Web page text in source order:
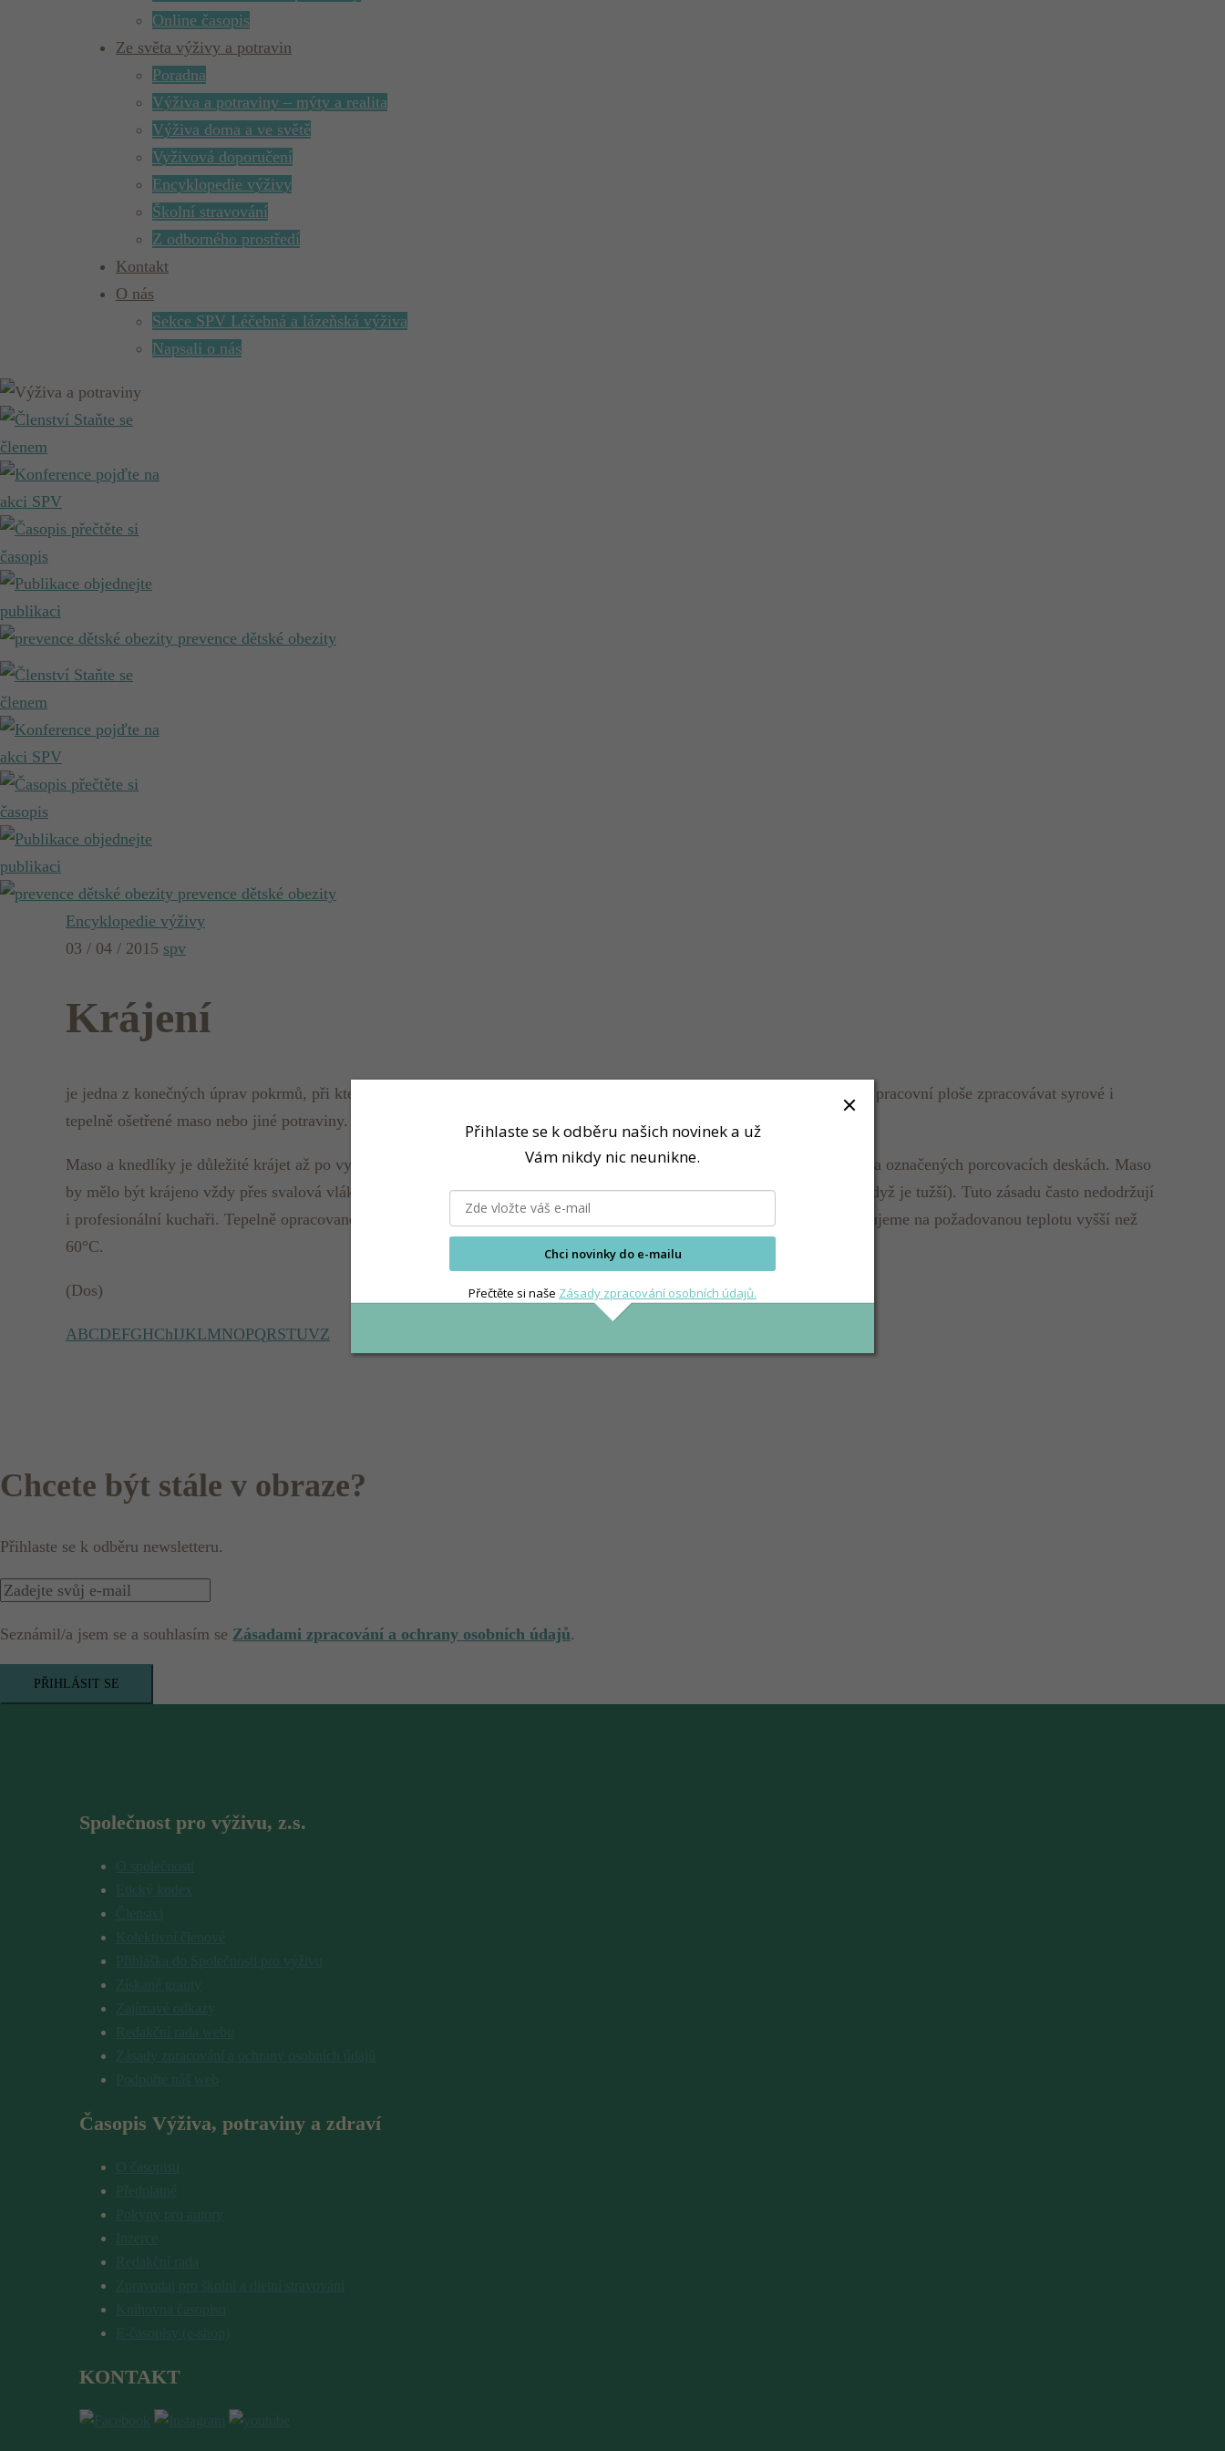
Online časopis
Ze světa výživy a potravin
Poradna
Výživa a potraviny – mýty a realita
Výživa doma a ve světě
Vyživová doporučení
Encyklopedie výživy
Školní stravování
Z odborného prostředí
Kontakt
O nás
Sekce SPV Léčebná a lázeňská výživa
Napsali o nás
Staňte se
členem
pojďte na
akci SPV
přečtěte si
časopis
objednejte
publikaci
prevence dětské obezity
Staňte se
členem
pojďte na
akci SPV
přečtěte si
časopis
objednejte
publikaci
prevence dětské obezity
Encyklopedie výživy
03 / 04 / 2015 spv
Krájení
je jedna z konečných úprav pokrmů, při které musíme také dodržovat určitá pravidla. Především se nikdy nesmí na stejné pracovní ploše zpracovávat syrové i
tepelně ošetřené maso nebo jiné potraviny.
Maso a knedlíky je důležité krájet až po vychladnutí a to na zaručeně čistých pracovních plochách nebo k tomu určených a označených porcovacích deskách. Maso
by mělo být krájeno vždy přes svalová vlákna, především z důvodů pohodlného krájení konzumentem na talíři (zvláště, když je tužší). Tuto zásadu často nedodržují
i profesionální kuchaři. Tepelně opracované a nakrájené součásti pokrmů do výdeje chráníme před kontaminací a regenerujeme na požadovanou teplotu vyšší než
60°C.
(Dos)
ABCDEFGHChIJKLMNOPQRSTUVZ
Chcete být stále v obraze?
Přihlaste se k odběru newsletteru.
Seznámil/a jsem se a souhlasím se Zásadami zpracování a ochrany osobních údajů.
PŘIHLÁSIT SE
Společnost pro výživu, z.s.
Časopis Výživa, potraviny a zdraví
KONTAKT
Přihlaste se k odběru našich novinek a už
Vám nikdy nic neunikne.
Chci novinky do e-mailu
Přečtěte si naše Zásady zpracování osobních údajů.